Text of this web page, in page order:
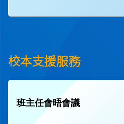
校本支援服務
班主任會晤會議